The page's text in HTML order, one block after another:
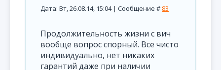
Дата: Вт, 26.08.14, 15:04 | Сообщение # 83
Продолжительность жизни с вич
вообще вопрос спорный. Все чисто
индивидуально, нет никаких
гарантий даже при наличии